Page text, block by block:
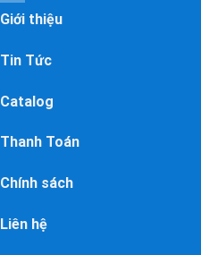
Giới thiệu
Tin Tức
Catalog
Thanh Toán
Chính sách
Liên hệ